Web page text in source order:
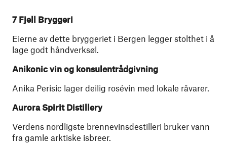
7 Fjell Bryggeri
Eierne av dette bryggeriet i Bergen legger stolthet i å
lage godt håndverksøl.
Anikonic vin og konsulentrådgivning
Anika Perisic lager deilig rosévin med lokale råvarer.
Aurora Spirit Distillery
Verdens nordligste brennevinsdestilleri bruker vann
fra gamle arktiske isbreer.